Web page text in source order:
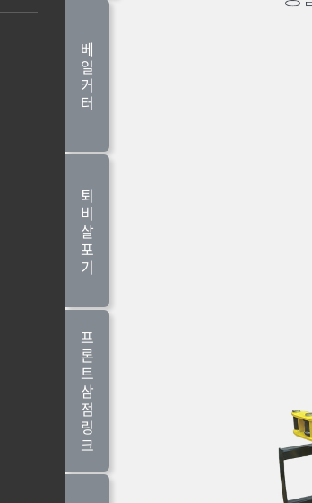
베
일
커
터
퇴
비
살
포
기
프
론
트
삼
점
링
크